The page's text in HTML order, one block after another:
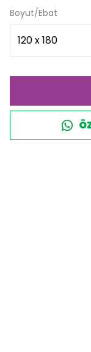
Boyut/Ebat